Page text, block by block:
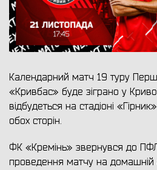
Календарний матч 19 туру
«Кривбас» буде зіграно у
відбудеться на стадіоні
обох сторін.
ФК «Кремінь» звернувся до
проведення матчу на домашній